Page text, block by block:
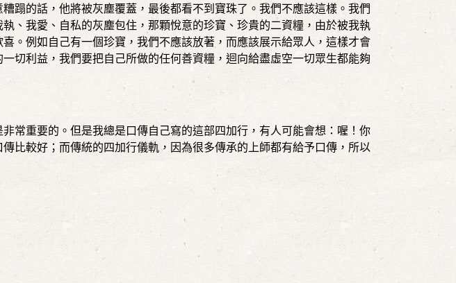
蹋的話，他將被灰塵覆蓋，最後都看不到寶珠了。我們不應該這樣。我們
、我愛、自私的灰塵包住，那顆悅意的珍寶、珍貴的二資糧，由於被我執
。例如自己有一個珍寶，我們不應該放著，而應該展示給眾人，這樣才會
切利益，我們要把自己所做的任何善資糧，迴向給盡虛空一切眾生都能夠
常重要的。但是我總是口傳自己寫的這部四加行，有人可能會想：喔！你
比較好；而傳統的四加行儀軌，因為很多傳承的上師都有給予口傳，所以